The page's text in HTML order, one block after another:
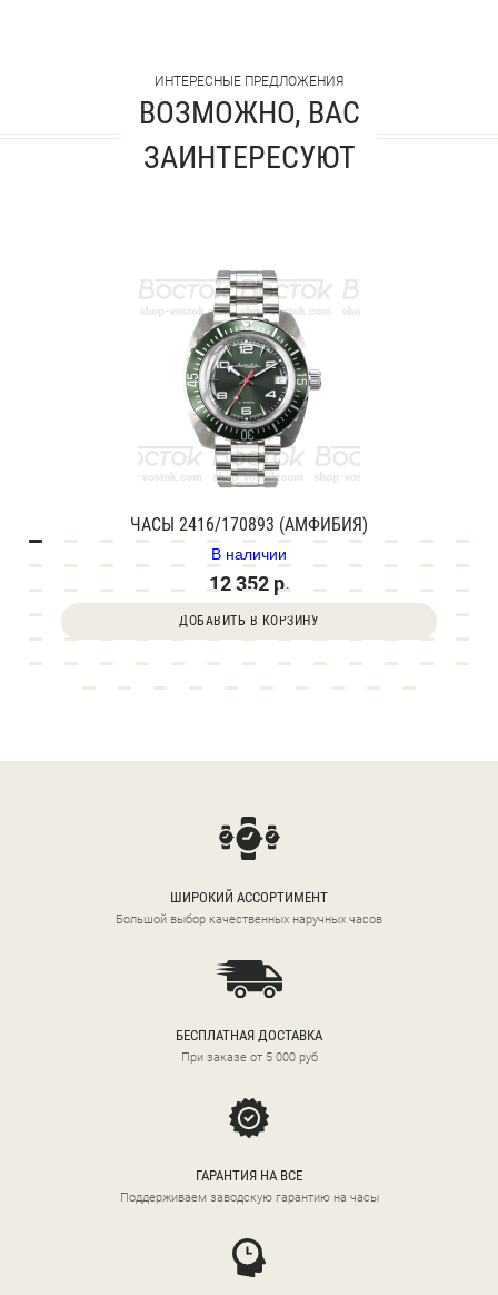
ИНТЕРЕСНЫЕ ПРЕДЛОЖЕНИЯ
ВОЗМОЖНО, ВАС
ЗАИНТЕРЕСУЮТ
ЧАСЫ 2416/170893 (АМФИБИЯ)
В наличии
12 352 р.
ДОБАВИТЬ В КОРЗИНУ
ШИРОКИЙ АССОРТИМЕНТ
Большой выбор качественных наручных часов
БЕСПЛАТНАЯ ДОСТАВКА
При заказе от 5 000 руб
ГАРАНТИЯ НА ВСЕ
Поддерживаем заводскую гарантию на часы